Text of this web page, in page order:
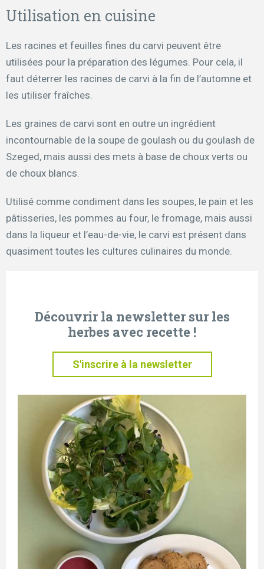
Utilisation en cuisine
Les racines et feuilles fines du carvi peuvent être
utilisées pour la préparation des légumes. Pour cela, il
faut déterrer les racines de carvi à la fin de l’automne et
les utiliser fraîches.
Les graines de carvi sont en outre un ingrédient
incontournable de la soupe de goulash ou du goulash de
Szeged, mais aussi des mets à base de choux verts ou
de choux blancs.
Utilisé comme condiment dans les soupes, le pain et les
pâtisseries, les pommes au four, le fromage, mais aussi
dans la liqueur et l’eau-de-vie, le carvi est présent dans
quasiment toutes les cultures culinaires du monde.
Découvrir la newsletter sur les
herbes avec recette !
S'inscrire à la newsletter